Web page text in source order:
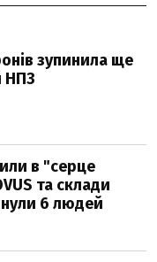
зупинила ще
НПЗ
в "серце
та склади
6 людей